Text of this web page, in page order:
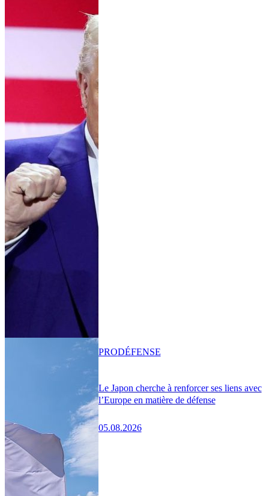
Le Japon cherche à renforcer ses liens avec
l’Europe en matière de défense
05.08.2026
PRODÉFENSE